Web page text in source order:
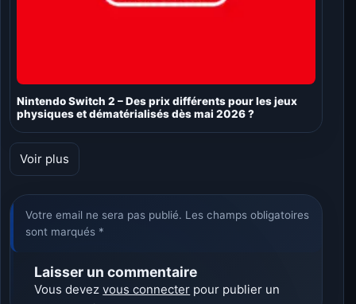
Nintendo Switch 2 – Des prix différents pour les jeux
physiques et dématérialisés dès mai 2026 ?
Voir plus
Votre email ne sera pas publié. Les champs obligatoires
sont marqués *
Laisser un commentaire
Vous devezvous connecter pour publier un